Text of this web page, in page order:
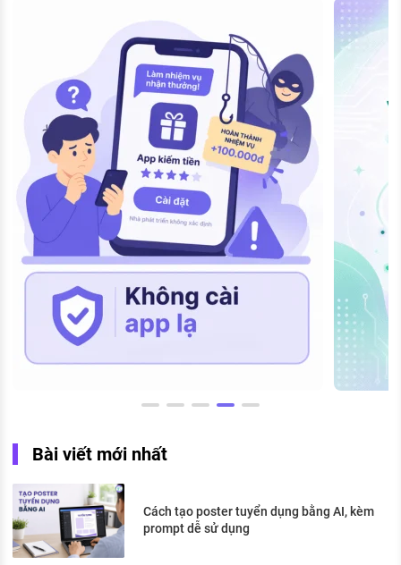
Bài viết mới nhất
Cách tạo poster tuyển dụng bằng AI, kèm
prompt dễ sử dụng